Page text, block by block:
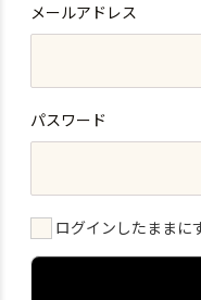
メールアドレス
パスワード
ログインしたままに